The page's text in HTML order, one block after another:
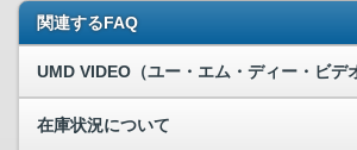
関連するFAQ
在庫状況について